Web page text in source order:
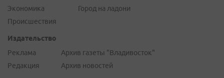
Экономика
Происшествия
Город на ладони
Издательство
Реклама
Редакция
Архив газеты "Владивосток"
Архив новостей